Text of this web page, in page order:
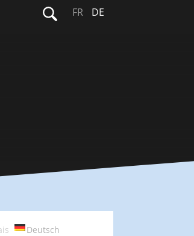
Suchen
nach:
FR DE
Deutsch